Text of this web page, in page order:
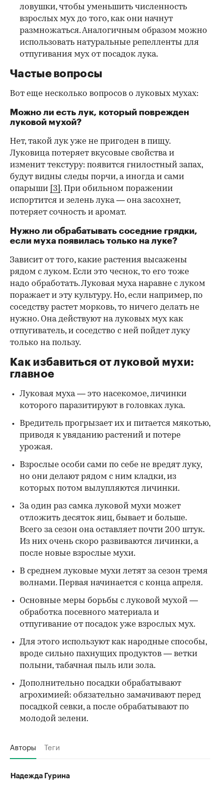
ловушки, чтобы уменьшить численность
взрослых мух до того, как они начнут
размножаться. Аналогичным образом можно
использовать натуральные репелленты для
отпугивания мух от посадок лука.
Частые вопросы
Вот еще несколько вопросов о луковых мухах:
Можно ли есть лук, который поврежден
луковой мухой?
Нет, такой лук уже не пригоден в пищу.
Луковица потеряет вкусовые свойства и
изменит текстуру: появится гнилостный запах,
будут видны следы порчи, а иногда и сами
опарыши
[3] . При обильном поражении
испортится и зелень лука — она засохнет,
потеряет сочность и аромат.
Нужно ли обрабатывать соседние грядки,
если муха появилась только на луке?
Зависит от того, какие растения высажены
рядом с луком. Если это чеснок, то его тоже
надо обработать. Луковая муха наравне с луком
поражает и эту культуру. Но, если например, по
соседству растет морковь, то ничего делать не
нужно. Она действуют на луковых мух как
отпугиватель, и соседство с ней пойдет луку
только на пользу.
Как избавиться от луковой мухи:
главное
Луковая муха — это насекомое, личинки
которого паразитируют в головках лука.
Вредитель прогрызает их и питается мякотью,
приводя к увяданию растений и потере
урожая.
Взрослые особи сами по себе не вредят луку,
но они делают рядом с ним кладки, из
которых потом вылупляются личинки.
За один раз самка луковой мухи может
отложить десяток яиц, бывает и больше.
Всего за сезон она оставляет почти 200 штук.
Из них очень скоро развиваются личинки, а
после новые взрослые мухи.
В среднем луковые мухи летят за сезон тремя
волнами. Первая начинается с конца апреля.
Основные меры борьбы с луковой мухой —
обработка посевного материала и
отпугивание от посадок уже взрослых мух.
Для этого используют как народные способы,
вроде сильно пахнущих продуктов — ветки
полыни, табачная пыль или зола.
Дополнительно посадки обрабатывают
агрохимией: обязательно замачивают перед
посадкой севки, а после обрабатывают по
молодой зелени.
Авторы Теги
Надежда Гурина